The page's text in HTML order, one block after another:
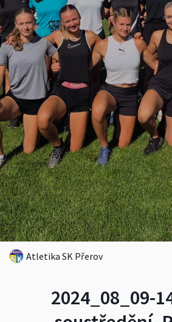
2024_08_09-
Atletika SK Přerov